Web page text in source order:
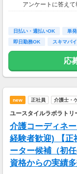
アンケートに答え
日払い・週払いOK 単
即日勤務OK
スキマバイ
応
new 正社員 介護士・
ユースタイルラボラトリ
介護コーディネ
経験者歓迎) 【正
ーター候補（初
資格からの実績